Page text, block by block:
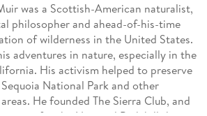
was a Scottish-American naturalist,
philosopher and ahead-of-his-time
of wilderness in the United States.
adventures in nature, especially in the
His activism helped to preserve
National Park and other
He founded The Sierra Club, and